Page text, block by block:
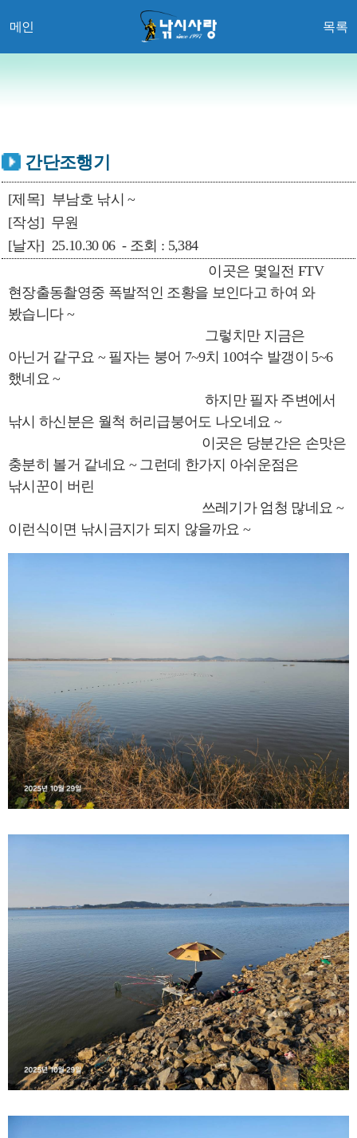
메인 목록
간단조행기
[제목] 부남호 낚시 ~
[작성] 무원
[날자] 25.10.30 06 - 조회 : 5,384
이곳은 몇일전 FTV
현장출동촬영중 폭발적인 조황을 보인다고 하여 와
봤습니다 ~
그렇치만 지금은
아닌거 같구요 ~ 필자는 붕어 7~9치 10여수 발갱이 5~6
했네요 ~
하지만 필자 주변에서
낚시 하신분은 월척 허리급붕어도 나오네요 ~
이곳은 당분간은 손맛은
충분히 볼거 같네요 ~ 그런데 한가지 아쉬운점은
낚시꾼이 버린
쓰레기가 엄청 많네요 ~
이런식이면 낚시금지가 되지 않을까요 ~